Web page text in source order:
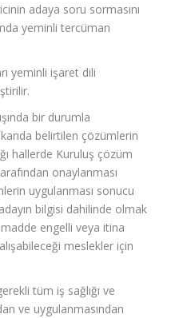
adaya soru sormasını
yeminli tercüman
yeminli işaret dili
bir durumla
belirtilen çözümlerin
hallerde Kuruluş çözüm
onaylanması
uygulanması sonucu
bilgisi dahilinde olmak
madde engelli veya itina
meslekler için
tüm iş sağlığı ve
ve uygulanmasından